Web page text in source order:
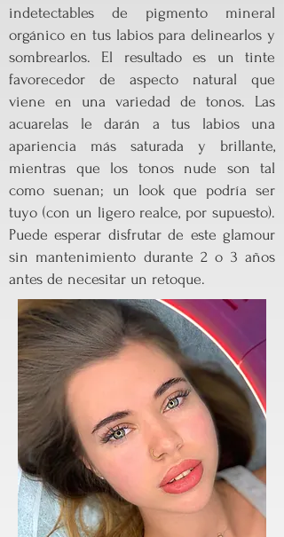
indetectables de pigmento mineral
orgánico en tus labios para delinearlos y
sombrearlos. El resultado es un tinte
favorecedor de aspecto natural que
viene en una variedad de tonos. Las
acuarelas le darán a tus labios una
apariencia más saturada y brillante,
mientras que los tonos nude son tal
como suenan; un look que podría ser
tuyo (con un ligero realce, por supuesto).
Puede esperar disfrutar de este glamour
sin mantenimiento durante 2 o 3 años
antes de necesitar un retoque.